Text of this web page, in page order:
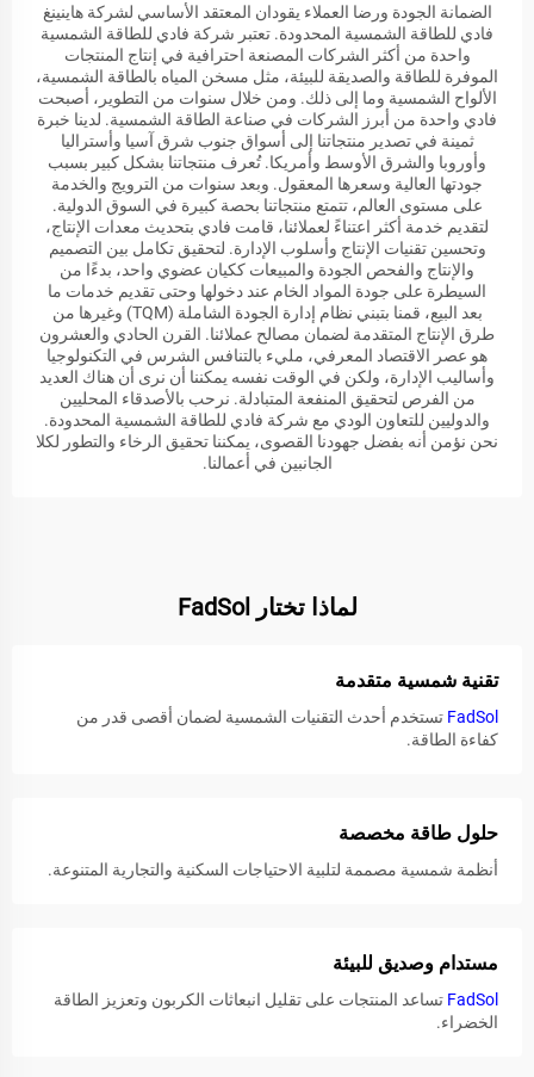
الضمانة الجودة ورضا العملاء يقودان المعتقد الأساسي لشركة هاينينغ
فادي للطاقة الشمسية المحدودة. تعتبر شركة فادي للطاقة الشمسية
واحدة من أكثر الشركات المصنعة احترافية في إنتاج المنتجات
الموفرة للطاقة والصديقة للبيئة، مثل مسخن المياه بالطاقة الشمسية،
الألواح الشمسية وما إلى ذلك. ومن خلال سنوات من التطوير، أصبحت
فادي واحدة من أبرز الشركات في صناعة الطاقة الشمسية. لدينا خبرة
ثمينة في تصدير منتجاتنا إلى أسواق جنوب شرق آسيا وأستراليا
وأوروبا والشرق الأوسط وأمريكا. تُعرف منتجاتنا بشكل كبير بسبب
جودتها العالية وسعرها المعقول. وبعد سنوات من الترويج والخدمة
على مستوى العالم، تتمتع منتجاتنا بحصة كبيرة في السوق الدولية.
لتقديم خدمة أكثر اعتناءً لعملائنا، قامت فادي بتحديث معدات الإنتاج،
وتحسين تقنيات الإنتاج وأسلوب الإدارة. لتحقيق تكامل بين التصميم
والإنتاج والفحص الجودة والمبيعات ككيان عضوي واحد، بدءًا من
السيطرة على جودة المواد الخام عند دخولها وحتى تقديم خدمات ما
بعد البيع، قمنا بتبني نظام إدارة الجودة الشاملة (TQM) وغيرها من
طرق الإنتاج المتقدمة لضمان مصالح عملائنا. القرن الحادي والعشرون
هو عصر الاقتصاد المعرفي، مليء بالتنافس الشرس في التكنولوجيا
وأساليب الإدارة، ولكن في الوقت نفسه يمكننا أن نرى أن هناك العديد
من الفرص لتحقيق المنفعة المتبادلة. نرحب بالأصدقاء المحليين
والدوليين للتعاون الودي مع شركة فادي للطاقة الشمسية المحدودة.
نحن نؤمن أنه بفضل جهودنا القصوى، يمكننا تحقيق الرخاء والتطور لكلا
الجانبين في أعمالنا.
لماذا تختار FadSol
تقنية شمسية متقدمة
FadSolتستخدم أحدث التقنيات الشمسية لضمان أقصى قدر من
كفاءة الطاقة.
حلول طاقة مخصصة
أنظمة شمسية مصممة لتلبية الاحتياجات السكنية والتجارية المتنوعة.
مستدام وصديق للبيئة
FadSolتساعد المنتجات على تقليل انبعاثات الكربون وتعزيز الطاقة
الخضراء.